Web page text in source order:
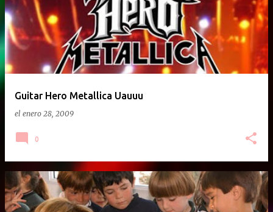
Guitar Hero Metallica Uauuu
el enero 28, 2009
0